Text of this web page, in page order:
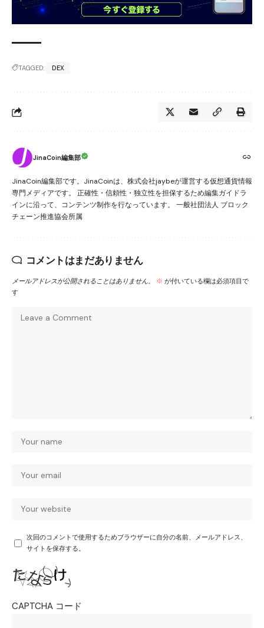
TAGGED: DEX
JinaCoin編集部
JinaCoin編集部です。JinaCoinは、株式会社jaybeが運営する仮想通貨情報
専門メディアです。 正確性・信頼性・独立性を担保するため編集ガイドラ
インに沿って、コンテンツ制作を行なっています。 一般社団法人 ブロック
チェーン推進協会所属
コメントはまだありません
メールアドレスが公開されることはありません。 ※ が付いている欄は必須項目で
す
次回のコメントで使用するためブラウザーに自分の名前、メールアドレス、
サイトを保存する。
CAPTCHA コード